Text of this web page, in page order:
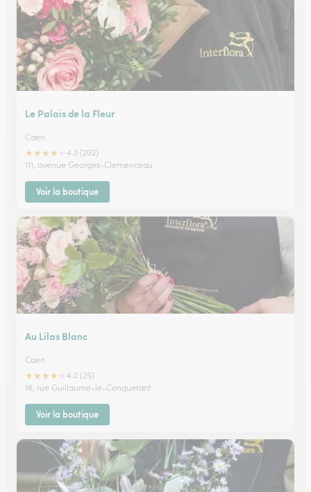
Le Palais de la Fleur
Caen
★★★★
4.3 (202)
111, avenue Georges-Clemenceau
Voir la boutique
Au Lilas Blanc
Caen
★★★★
4.2 (25)
16, rue Guillaume-le-Conquerant
Voir la boutique